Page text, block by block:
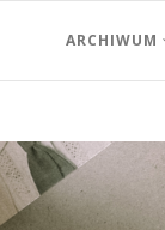
ARCHIWUM